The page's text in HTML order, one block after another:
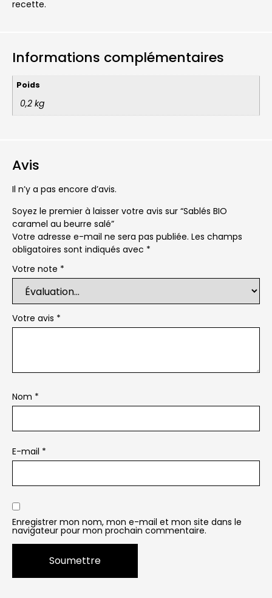
recette.
Informations complémentaires
Poids
0,2 kg
Avis
Il n’y a pas encore d’avis.
Soyez le premier à laisser votre avis sur “Sablés BIO
caramel au beurre salé”
Votre adresse e-mail ne sera pas publiée. Les champs
obligatoires sont indiqués avec *
Votre note *
Votre avis *
Nom *
E-mail *
Enregistrer mon nom, mon e-mail et mon site dans le
navigateur pour mon prochain commentaire.